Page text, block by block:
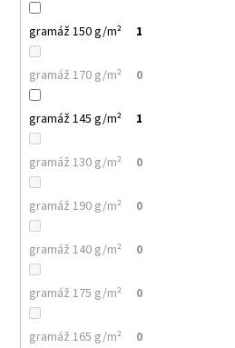
gramáž 150 g/m² 1
gramáž 170 g/m² 0
gramáž 145 g/m² 1
gramáž 130 g/m² 0
gramáž 190 g/m² 0
gramáž 140 g/m² 0
gramáž 175 g/m² 0
gramáž 165 g/m² 0